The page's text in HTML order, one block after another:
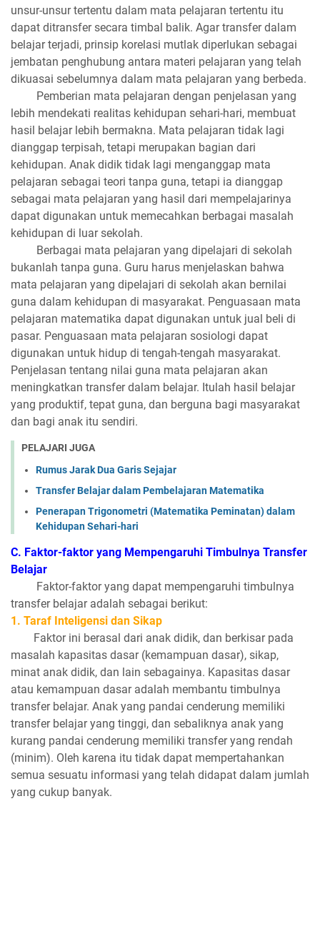
unsur-unsur tertentu dalam mata pelajaran tertentu itu
dapat ditransfer secara timbal balik. Agar transfer dalam
belajar terjadi, prinsip korelasi mutlak diperlukan sebagai
jembatan penghubung antara materi pelajaran yang telah
dikuasai sebelumnya dalam mata pelajaran yang berbeda.
Pemberian mata pelajaran dengan penjelasan yang
lebih mendekati realitas kehidupan sehari-hari, membuat
hasil belajar lebih bermakna. Mata pelajaran tidak lagi
dianggap terpisah, tetapi merupakan bagian dari
kehidupan. Anak didik tidak lagi menganggap mata
pelajaran sebagai teori tanpa guna, tetapi ia dianggap
sebagai mata pelajaran yang hasil dari mempelajarinya
dapat digunakan untuk memecahkan berbagai masalah
kehidupan di luar sekolah.
Berbagai mata pelajaran yang dipelajari di sekolah
bukanlah tanpa guna. Guru harus menjelaskan bahwa
mata pelajaran yang dipelajari di sekolah akan bernilai
guna dalam kehidupan di masyarakat. Penguasaan mata
pelajaran matematika dapat digunakan untuk jual beli di
pasar. Penguasaan mata pelajaran sosiologi dapat
digunakan untuk hidup di tengah-tengah masyarakat.
Penjelasan tentang nilai guna mata pelajaran akan
meningkatkan transfer dalam belajar. Itulah hasil belajar
yang produktif, tepat guna, dan berguna bagi masyarakat
dan bagi anak itu sendiri.
PELAJARI JUGA
Rumus Jarak Dua Garis Sejajar
Transfer Belajar dalam Pembelajaran Matematika
Penerapan Trigonometri (Matematika Peminatan) dalam
Kehidupan Sehari-hari
C. Faktor-faktor yang Mempengaruhi Timbulnya Transfer
Belajar
Faktor-faktor yang dapat mempengaruhi timbulnya
transfer belajar adalah sebagai berikut:
1. Taraf Inteligensi dan Sikap
Faktor ini berasal dari anak didik, dan berkisar pada
masalah kapasitas dasar (kemampuan dasar), sikap,
minat anak didik, dan lain sebagainya. Kapasitas dasar
atau kemampuan dasar adalah membantu timbulnya
transfer belajar. Anak yang pandai cenderung memiliki
transfer belajar yang tinggi, dan sebaliknya anak yang
kurang pandai cenderung memiliki transfer yang rendah
(minim). Oleh karena itu tidak dapat mempertahankan
semua sesuatu informasi yang telah didapat dalam jumlah
yang cukup banyak.